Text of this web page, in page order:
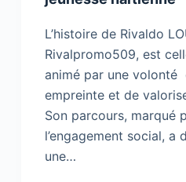
L’histoire de Rivaldo
Rivalpromo509, est
animé par une volonté
empreinte et de
Son parcours, marqué
l’engagement social, a
une…